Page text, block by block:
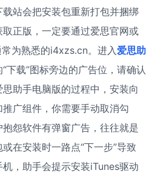
站会把安装包重新打包并捆绑
正版，一定要通过爱思官网或
为熟悉的i4xzs.cn。进入爱思助
下载”图标旁边的广告位，请确认
助手电脑版的过程中，安装向
广组件，你需要手动取消勾
怨软件有弹窗广告，往往就是
在安装时一路点“下一步”导致
，助手会提示安装iTunes驱动